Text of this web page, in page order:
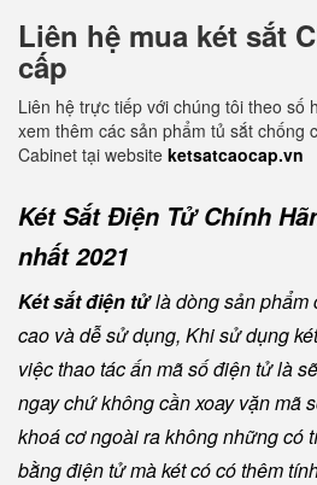
Liên hệ mua két sắt
cấp
Liên hệ trực tiếp với chúng tôi theo số
xem thêm các sản phẩm tủ sắt chống
Cabinet tại website ketsatcaocap.vn
Két Sắt Điện Tử Chính
nhất 2021
Két sắt điện tửlà dòng sản phẩm
cao và dễ sử dụng, Khi sử dụng
việc thao tác ấn mã số điện tử là
ngay chứ không cần xoay vặn mã
khoá cơ ngoài ra không những có
bằng điện tử mà két có có thêm